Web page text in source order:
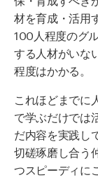
材を育成・活用
100 人程度のグ
する人材がいな
程度はかかる。
これほどまでに
で学ぶだけでは
だ内容を実践し
切磋琢磨し合う
つスピーディに